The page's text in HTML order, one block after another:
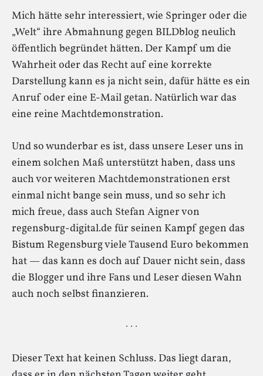
Mich hätte sehr interessiert, wie Springer oder die
„Welt“ ihre Abmahnung gegen BILDblog neulich
öffentlich begründet hätten. Der Kampf um die
Wahrheit oder das Recht auf eine korrekte
Darstellung kann es ja nicht sein, dafür hätte es ein
Anruf oder eine E-Mail getan. Natürlich war das
eine reine Machtdemonstration.
Und so wunderbar es ist, dass unsere Leser uns in
einem solchen Maß unterstützt haben, dass uns
auch vor weiteren Machtdemonstrationen erst
einmal nicht bange sein muss, und so sehr ich
mich freue, dass auch Stefan Aigner von
regensburg-digital.de für seinen Kampf gegen das
Bistum Regensburg viele Tausend Euro bekommen
hat — das kann es doch auf Dauer nicht sein, dass
die Blogger und ihre Fans und Leser diesen Wahn
auch noch selbst finanzieren.
· · ·
Dieser Text hat keinen Schluss. Das liegt daran,